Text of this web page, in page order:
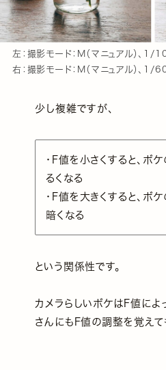
左：撮影モード：M（マニュアル）、
右：撮影モード：M（マニュアル）、
少し複雑ですが、
・F値を小さくすると、ボ
るくなる
・F値を大きくすると、ボ
暗くなる
という関係性です。
カメラらしいボケはF値によ
さんにもF値の調整を覚えて